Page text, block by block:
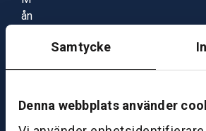
Samtycke
Denna webbplats använder
ån
g
fr